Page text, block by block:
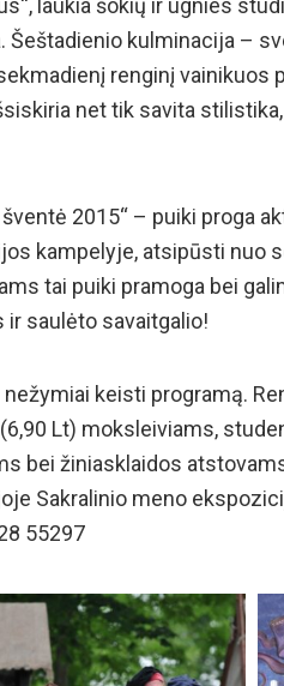
Šeštadienio kulminacija –
renginį vainikuos
net tik savita
2015“ – puiki proga
kampelyje, atsipūsti nuo
tai puiki pramoga bei
saulėto savaitgalio!
keisti programą.
Lt) moksleiviams,
bei žiniasklaidos
Sakralinio meno
55297